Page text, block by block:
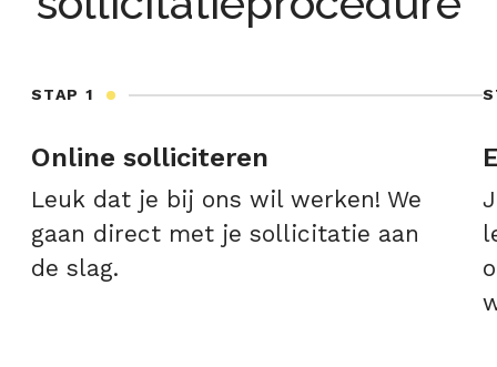
STAP 1
Online solliciteren
Leuk dat je bij ons wil werken! We
gaan direct met je sollicitatie aan
de slag.